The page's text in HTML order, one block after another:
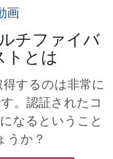
画
チファイバ
トとは
得するのは非常に
。認証されたコ
なるということ
うか？